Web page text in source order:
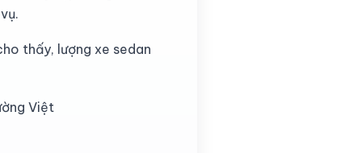
thấy, lượng xe sedan
Việt